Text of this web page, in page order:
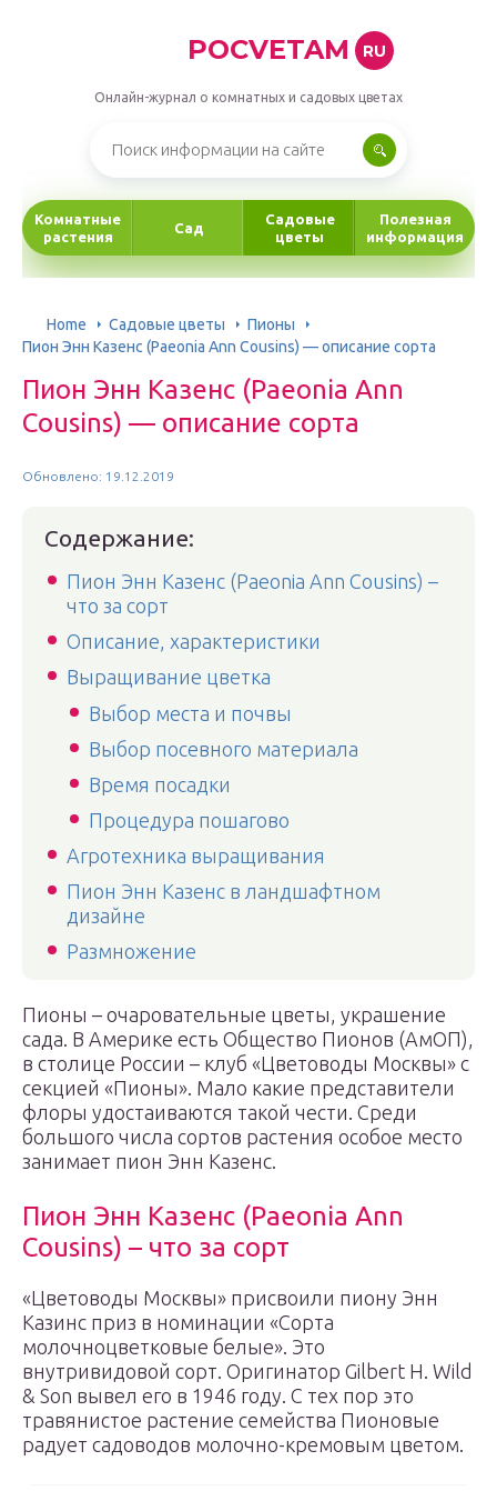
POCVETAM RU
Онлайн-журнал о комнатных и садовых цветах
Комнатные
растения
Сад
Садовые
цветы
Полезная
информация
Home Садовые цветы
Пионы
Пион Энн Казенс (Paeonia Ann Cousins) — описание сорта
Пион Энн Казенс (Paeonia Ann
Cousins) — описание сорта
Обновлено: 19.12.2019
Содержание:
Пион Энн Казенс (Paeonia Ann Cousins) –
что за сорт
Описание, характеристики
Выращивание цветка
Выбор места и почвы
Выбор посевного материала
Время посадки
Процедура пошагово
Агротехника выращивания
Пион Энн Казенс в ландшафтном
дизайне
Размножение
Пионы – очаровательные цветы, украшение
сада. В Америке есть Общество Пионов (АмОП),
в столице России – клуб «Цветоводы Москвы» с
секцией «Пионы». Мало какие представители
флоры удостаиваются такой чести. Среди
большого числа сортов растения особое место
занимает пион Энн Казенс.
Пион Энн Казенс (Paeonia Ann
Cousins) – что за сорт
«Цветоводы Москвы» присвоили пиону Энн
Казинс приз в номинации «Сорта
молочноцветковые белые». Это
внутривидовой сорт. Оригинатор Gilbert H. Wild
& Son вывел его в 1946 году. С тех пор это
травянистое растение семейства Пионовые
радует садоводов молочно-кремовым цветом.